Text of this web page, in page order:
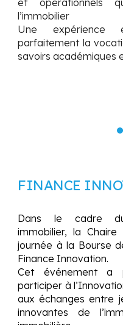
et opérationnels
l’immobilier
Une expérience
parfaitement la
savoirs académiques
FINANCE
Dans le cadre du
immobilier, la
journée à la Bourse
Finance Innovation.
Cet événement a
participer à
aux échanges entre
innovantes de